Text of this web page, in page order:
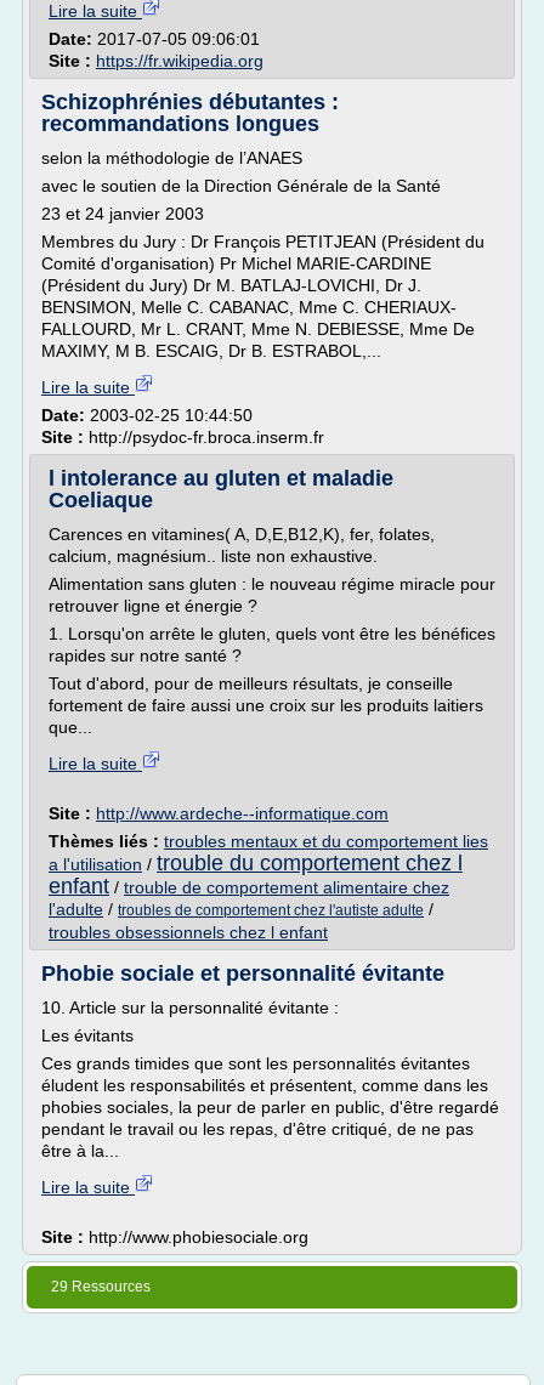
Lire la suite
Date: 2017-07-05 09:06:01
Site : https://fr.wikipedia.org
Schizophrénies débutantes :
recommandations longues
selon la méthodologie de l’ANAES
avec le soutien de la Direction Générale de la Santé
23 et 24 janvier 2003
Membres du Jury : Dr François PETITJEAN (Président du
Comité d'organisation) Pr Michel MARIE-CARDINE
(Président du Jury) Dr M. BATLAJ-LOVICHI, Dr J.
BENSIMON, Melle C. CABANAC, Mme C. CHERIAUX-
FALLOURD, Mr L. CRANT, Mme N. DEBIESSE, Mme De
MAXIMY, M B. ESCAIG, Dr B. ESTRABOL,...
Lire la suite
Date: 2003-02-25 10:44:50
Site : http://psydoc-fr.broca.inserm.fr
l intolerance au gluten et maladie
Coeliaque
Carences en vitamines( A, D,E,B12,K), fer, folates,
calcium, magnésium.. liste non exhaustive.
Alimentation sans gluten : le nouveau régime miracle pour
retrouver ligne et énergie ?
1. Lorsqu'on arrête le gluten, quels vont être les bénéfices
rapides sur notre santé ?
Tout d'abord, pour de meilleurs résultats, je conseille
fortement de faire aussi une croix sur les produits laitiers
que...
Lire la suite
Site : http://www.ardeche--informatique.com
Thèmes liés : troubles mentaux et du comportement lies
a l'utilisation / trouble du comportement chez l
enfant / trouble de comportement alimentaire chez
l'adulte / troubles de comportement chez l'autiste adulte /
troubles obsessionnels chez l enfant
Phobie sociale et personnalité évitante
10. Article sur la personnalité évitante :
Les évitants
Ces grands timides que sont les personnalités évitantes
éludent les responsabilités et présentent, comme dans les
phobies sociales, la peur de parler en public, d'être regardé
pendant le travail ou les repas, d'être critiqué, de ne pas
être à la...
Lire la suite
Site : http://www.phobiesociale.org
29 Ressources